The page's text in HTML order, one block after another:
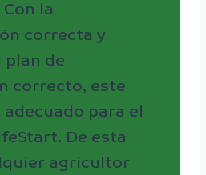
la
correcta y
plan de
correcto, este
para el
De esta
agricultor